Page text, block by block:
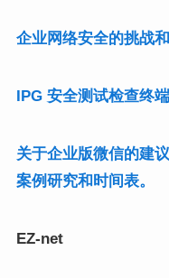
企业网络安全的挑战
IPG 安全测试检查终
关于企业版微信的建
案例研究和时间表。
EZ-net